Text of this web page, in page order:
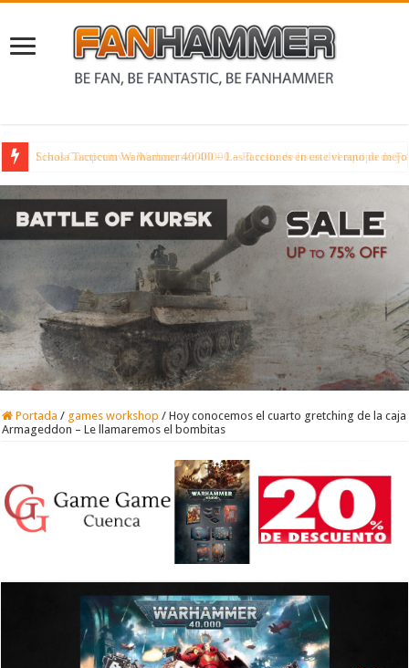
Listas Competitivas Warhammer 40000 – El resto de listas del equipo de
Portada / games workshop / Hoy conocemos el cuarto gretching de la caja
Armageddon – Le llamaremos el bombitas